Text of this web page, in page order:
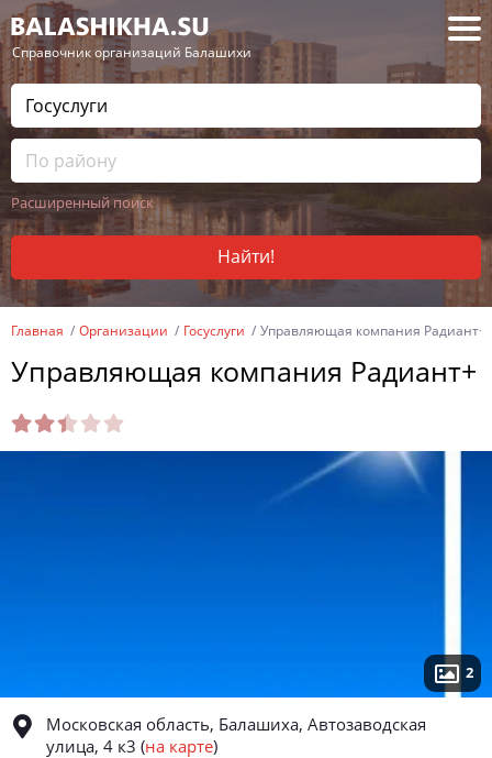
— Справочник организаций Балашихи
Расширенный поиск
Найти!
Главная Организации Госуслуги Управляющая компания Радиант+
Управляющая компания Радиант+
2
Московская область, Балашиха, Автозаводская
улица, 4 к3 (на карте)